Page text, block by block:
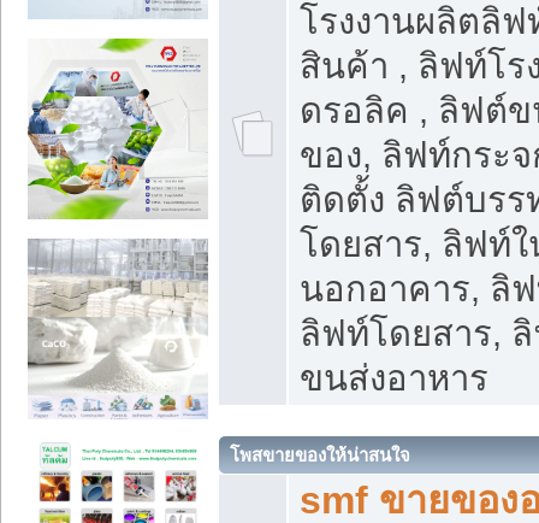
โรงงานผลิตลิ
สินค้า , ลิฟท์โร
ดรอลิค , ลิฟต์
ของ, ลิฟท์กระ
ติดตั้ง ลิฟต์บร
โดยสาร, ลิฟท์
นอกอาคาร, ลิ
ลิฟท์โดยสาร,
ขนส่งอาหาร
โพสขายของให้น่าสนใจ
smf ขายของ